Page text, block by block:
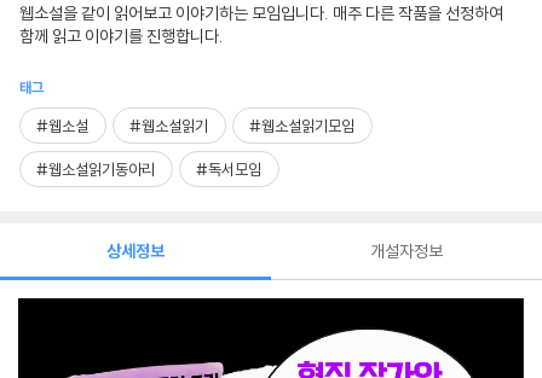
웹소설을 같이 읽어보고 이야기하는 모임입니다. 매주 다른 작품을 선정하여
함께 읽고 이야기를 진행합니다.
태그
#웹소설 #웹소설읽기 #웹소설읽기모임
#웹소설읽기동아리 #독서모임
상세정보 개설자정보